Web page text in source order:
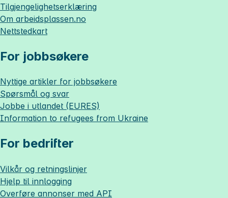
Tilgjengelighetserklæring
Om arbeidsplassen.no
Nettstedkart
For jobbsøkere
Nyttige artikler for jobbsøkere
Spørsmål og svar
Jobbe i utlandet (EURES)
Information to refugees from Ukraine
For bedrifter
Vilkår og retningslinjer
Hjelp til innlogging
Overføre annonser med API